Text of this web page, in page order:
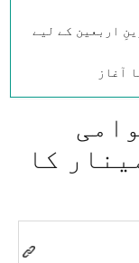
اربعین کے لیے
آغاز
كا